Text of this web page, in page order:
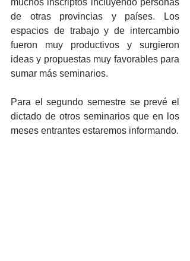
muchos inscriptos incluyendo personas
de otras provincias y países. Los
espacios de trabajo y de intercambio
fueron muy productivos y surgieron
ideas y propuestas muy favorables para
sumar más seminarios.
Para el segundo semestre se prevé el
dictado de otros seminarios que en los
meses entrantes estaremos informando.